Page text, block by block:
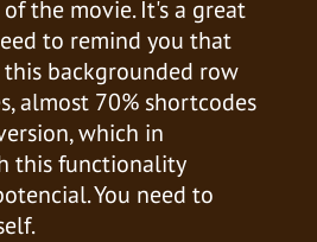
the movie. It's a great
to remind you that
backgrounded row
almost 70% shortcodes
which in
this functionality
You need to